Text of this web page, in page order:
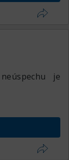
je